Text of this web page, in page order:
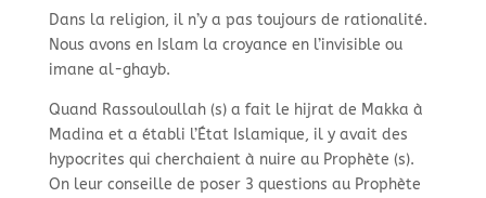
Dans la religion, il n’y a pas toujours de rationalité.
Nous avons en Islam la croyance en l’invisible ou
imane al-ghayb.
Quand Rassouloullah (s) a fait le hijrat de Makka à
Madina et a établi l’État Islamique, il y avait des
hypocrites qui cherchaient à nuire au Prophète (s).
On leur conseille de poser 3 questions au Prophète